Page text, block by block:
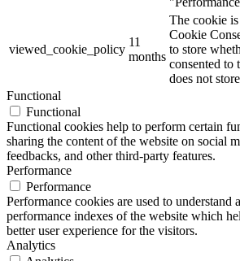
viewed_cookie_policy
11
months
The cookie
Cookie
to store
consented to
does not
Functional
Functional
Functional cookies help to perform certain
sharing the content of the website on social
feedbacks, and other third-party features.
Performance
Performance
Performance cookies are used to understand
performance indexes of the website which
better user experience for the visitors.
Analytics